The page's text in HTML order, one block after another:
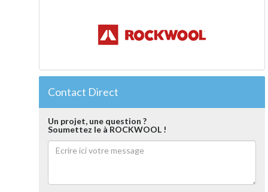
Contact Direct
Un projet, une question ?
Soumettez le à ROCKWOOL !